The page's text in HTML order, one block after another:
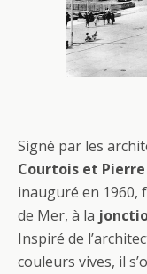
Signé par les
Courtois et
inauguré en 1960,
de Mer, à la
Inspiré de
couleurs vives, il